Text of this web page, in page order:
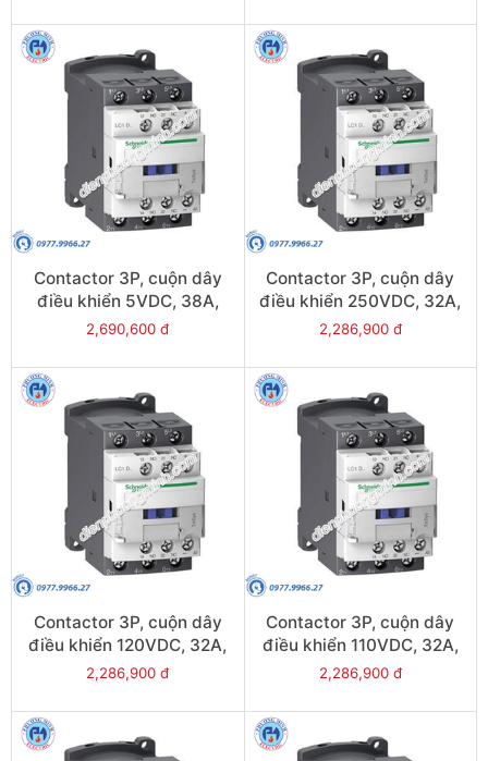
Contactor 3P, cuộn dây
điều khiển 5VDC, 38A,
1N/O, 1N/C - Model
2,690,600 đ
Contactor 3P, cuộn dây
điều khiển 250VDC, 32A,
1N/O, 1N/C - Model
2,286,900 đ
Contactor 3P, cuộn dây
điều khiển 120VDC, 32A,
1N/O, 1N/C - Model
2,286,900 đ
Contactor 3P, cuộn dây
điều khiển 110VDC, 32A,
1N/O, 1N/C - Model
2,286,900 đ